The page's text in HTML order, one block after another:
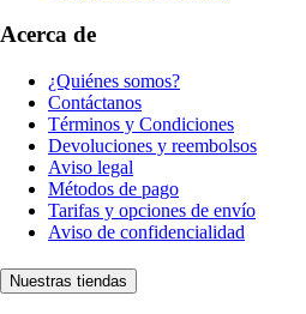
Acerca de
¿Quiénes somos?
Contáctanos
Términos y Condiciones
Devoluciones y reembolsos
Aviso legal
Métodos de pago
Tarifas y opciones de envío
Aviso de confidencialidad
Nuestras tiendas